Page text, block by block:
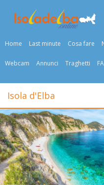
Home Last minute Cosa fare
Webcam Annunci Traghetti
Isola d'Elba